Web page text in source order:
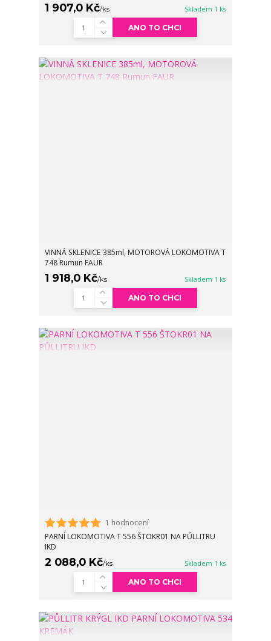
1 907,0 Kč/ks Skladem 1 ks
ANO TO CHCI
VINNÁ SKLENICE 385ml, MOTOROVÁ LOKOMOTIVA T
748 Rumun FAUR
1 918,0 Kč/ks Skladem 1 ks
ANO TO CHCI
1 hodnocení
PARNÍ LOKOMOTIVA T 556 ŠTOKR01 NA PŮLLITRU
IKD
2 088,0 Kč/ks Skladem 1 ks
ANO TO CHCI